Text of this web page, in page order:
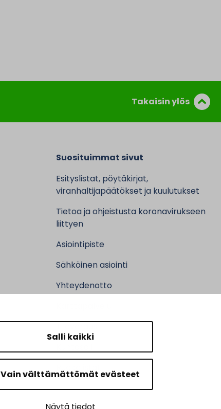
Salli kaikki
Vain välttämättömät evästeet
Näytä tiedot
Takaisin ylös
Suosituimmat sivut
Esityslistat, pöytäkirjat,
viranhaltijapäätökset ja kuulutukset
Tietoa ja ohjeistusta koronavirukseen
liittyen
Asiointipiste
Sähköinen asiointi
Yhteydenotto
Ruokalistat